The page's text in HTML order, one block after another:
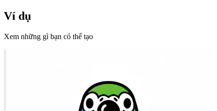
Ví dụ
Xem những gì bạn có thể tạo